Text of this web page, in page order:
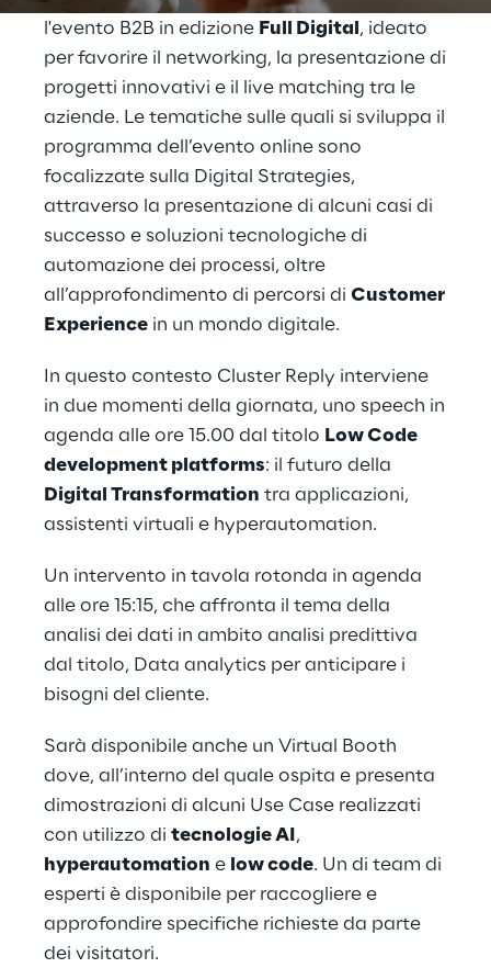
l'evento B2B in edizione Full Digital , ideato
per favorire il networking, la presentazione di
progetti innovativi e il live matching tra le
aziende. Le tematiche sulle quali si sviluppa il
programma dell’evento online sono
focalizzate sulla Digital Strategies,
attraverso la presentazione di alcuni casi di
successo e soluzioni tecnologiche di
automazione dei processi, oltre
all’approfondimento di percorsi di Customer
Experience in un mondo digitale.
In questo contesto Cluster Reply interviene
in due momenti della giornata, uno speech in
agenda alle ore 15.00 dal titolo Low Code
development platforms: il futuro della
Digital Transformation tra applicazioni,
assistenti virtuali e hyperautomation.
Un intervento in tavola rotonda in agenda
alle ore 15:15, che affronta il tema della
analisi dei dati in ambito analisi predittiva
dal titolo, Data analytics per anticipare i
bisogni del cliente.
Sarà disponibile anche un Virtual Booth
dove, all’interno del quale ospita e presenta
dimostrazioni di alcuni Use Case realizzati
con utilizzo di tecnologie AI ,
hyperautomation e low code. Un di team di
esperti è disponibile per raccogliere e
approfondire specifiche richieste da parte
dei visitatori.